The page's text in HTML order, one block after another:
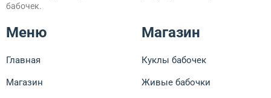
бабочек.
Меню
Главная
Магазин
Магазин
Куклы бабочек
Живые бабочки